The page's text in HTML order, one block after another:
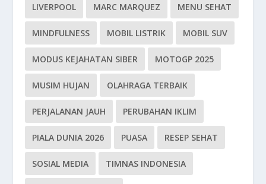
LIVERPOOL MARC MARQUEZ MENU SEHAT
MINDFULNESS MOBIL LISTRIK MOBIL SUV
MODUS KEJAHATAN SIBER MOTOGP 2025
MUSIM HUJAN OLAHRAGA TERBAIK
PERJALANAN JAUH PERUBAHAN IKLIM
PIALA DUNIA 2026 PUASA RESEP SEHAT
SOSIAL MEDIA TIMNAS INDONESIA